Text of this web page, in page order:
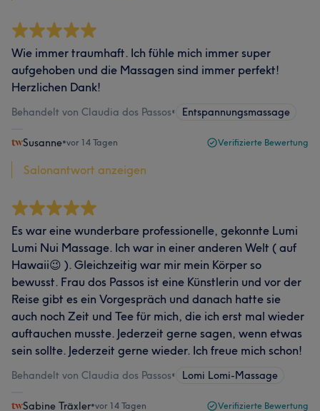
Wie immer traumhaft. Ich fühle mich immer super
aufgehoben und die Massagen sind immer perfekt!
Herzlichen Dank!
Behandelt von Claudia dos Passos• Entspannungsmassage
Susanne•vor 14 Tagen Verifizierte Bewertung
Salonantwort anzeigen
Es war eine wunderbare professionelle, gekonnte Lumi
Lumi Nui Massage. Ich war in einer anderen Welt ( auf
Hawaii😉 ). Gleichzeitig war mir mein Körper so
bewusst. Frau dos Passos ist eine Künstlerin und vor der
Reise gibt es ein Vorgespräch und danach hatte sie
auch noch Zeit und Tee für mich, die ich erst mal wieder
auftauchen musste. Jederzeit gerne sagen, wenn etwas
sein sollte. Jederzeit gerne wieder. Ich freue mich schon!
Behandelt von Claudia dos Passos• Lomi Lomi-Massage
Sabine Träxler•vor 14 Tagen Verifizierte Bewertung